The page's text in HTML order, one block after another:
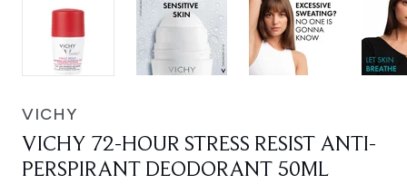
VICHY
VICHY 72-HOUR STRESS RESIST ANTI-
PERSPIRANT DEODORANT 50ML